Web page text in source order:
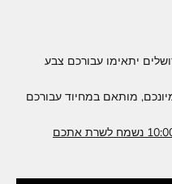
יתאימו עבורכם צבע
מותאם במחיוד עבורכם